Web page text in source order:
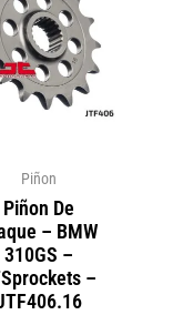
Piñon
Piñon De
– BMW
310GS –
–